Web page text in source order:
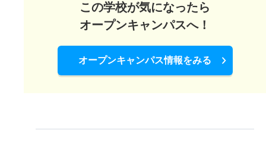
この学校が気になったら
オープンキャンパスへ！
オープンキャンパス情報をみる